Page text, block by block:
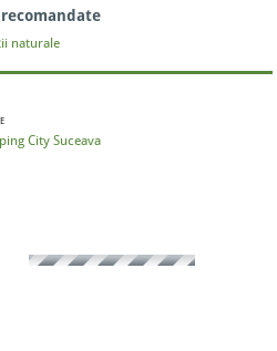
naturale